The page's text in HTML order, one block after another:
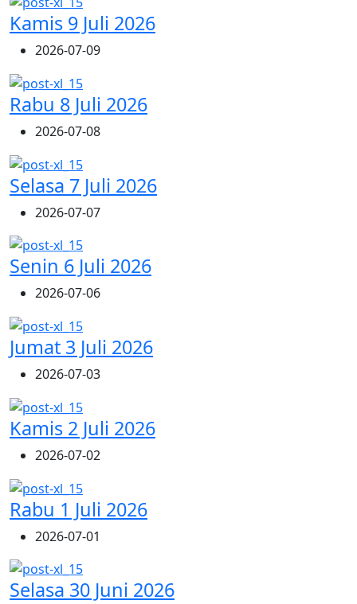
Kamis 9 Juli 2026
2026-07-09
Rabu 8 Juli 2026
2026-07-08
Selasa 7 Juli 2026
2026-07-07
Senin 6 Juli 2026
2026-07-06
Jumat 3 Juli 2026
2026-07-03
Kamis 2 Juli 2026
2026-07-02
Rabu 1 Juli 2026
2026-07-01
Selasa 30 Juni 2026